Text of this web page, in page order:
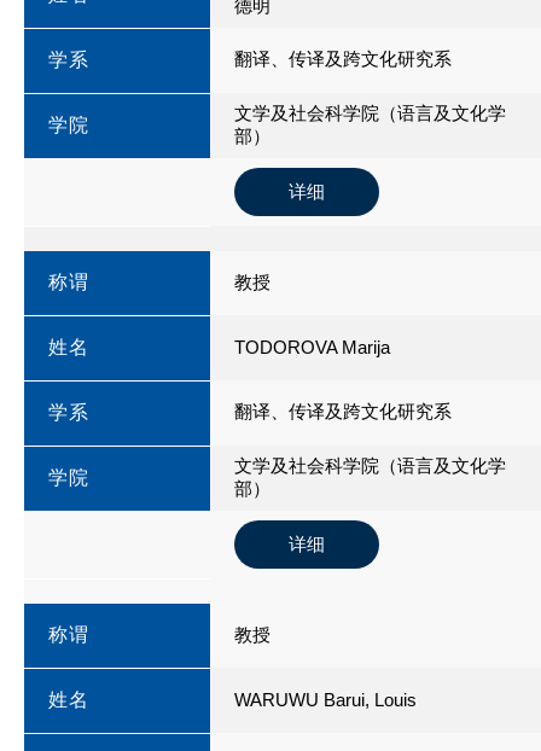
德明
学系 翻译、传译及跨文化研究系
学院
文学及社会科学院（语言及文化学
部）
详细
称谓 教授
姓名 TODOROVA Marija
学系 翻译、传译及跨文化研究系
学院
文学及社会科学院（语言及文化学
部）
详细
称谓 教授
姓名 WARUWU Barui, Louis